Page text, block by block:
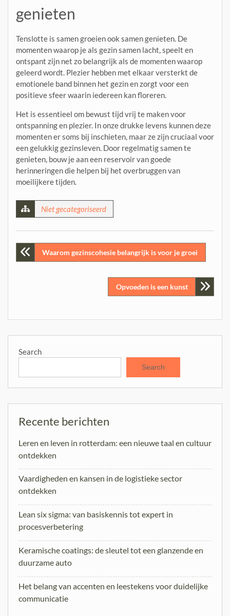
genieten
Tenslotte is samen groeien ook samen genieten. De
momenten waarop je als gezin samen lacht, speelt en
ontspant zijn net zo belangrijk als de momenten waarop
geleerd wordt. Plezier hebben met elkaar versterkt de
emotionele band binnen het gezin en zorgt voor een
positieve sfeer waarin iedereen kan floreren.
Het is essentieel om bewust tijd vrij te maken voor
ontspanning en plezier. In onze drukke levens kunnen deze
momenten er soms bij inschieten, maar ze zijn cruciaal voor
een gelukkig gezinsleven. Door regelmatig samen te
genieten, bouw je aan een reservoir van goede
herinneringen die helpen bij het overbruggen van
moeilijkere tijden.
Niet gecategoriseerd
PostWaarom gezinscohesie belangrijk is voor je groei
Opvoeden is een kunst
Search
Search
Recente berichten
Leren en leven in rotterdam: een nieuwe taal en cultuur
ontdekken
Vaardigheden en kansen in de logistieke sector
ontdekken
Lean six sigma: van basiskennis tot expert in
procesverbetering
Keramische coatings: de sleutel tot een glanzende en
duurzame auto
Het belang van accenten en leestekens voor duidelijke
communicatie